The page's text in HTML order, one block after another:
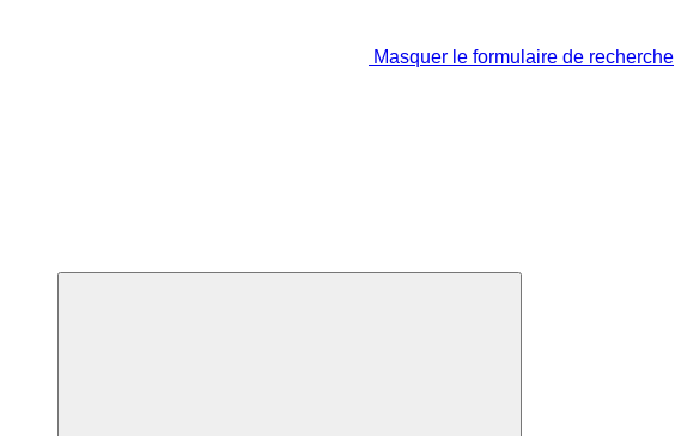
Masquer le formulaire de recherche